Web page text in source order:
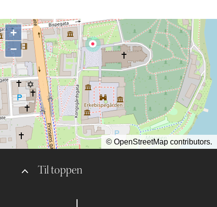
Til toppen
+
−
© OpenStreetMap contributors.